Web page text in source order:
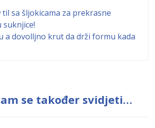
sa šljokicama za prekrasne
a dovolljno krut da drži formu kada
se također svidjeti…